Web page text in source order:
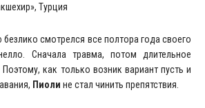
Турция
смотрелся все полтора года своего
Сначала травма, потом длительное
как только возник вариант пусть и
Пиоли не стал чинить препятствия.